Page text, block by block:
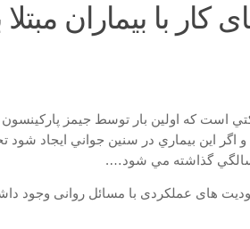
با بیماران
مي كند . بيماري قبل از 20 سالگي نادر است و اگر اين
های عملکردی با مسائل روانی وجود